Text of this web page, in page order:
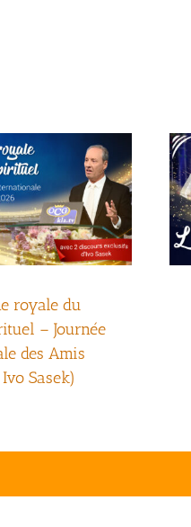
royale du
– Journée
des Amis
Sasek)